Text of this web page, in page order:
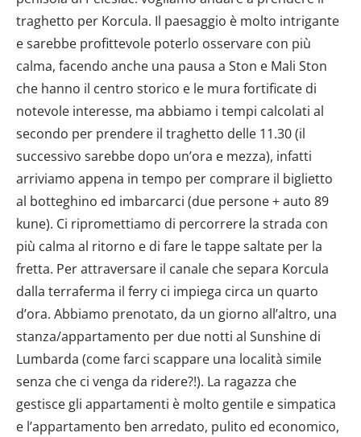
traghetto per Korcula. Il paesaggio è molto intrigante
e sarebbe profittevole poterlo osservare con più
calma, facendo anche una pausa a Ston e Mali Ston
che hanno il centro storico e le mura fortificate di
notevole interesse, ma abbiamo i tempi calcolati al
secondo per prendere il traghetto delle 11.30 (il
successivo sarebbe dopo un’ora e mezza), infatti
arriviamo appena in tempo per comprare il biglietto
al botteghino ed imbarcarci (due persone + auto 89
kune). Ci ripromettiamo di percorrere la strada con
più calma al ritorno e di fare le tappe saltate per la
fretta. Per attraversare il canale che separa Korcula
dalla terraferma il ferry ci impiega circa un quarto
d’ora. Abbiamo prenotato, da un giorno all’altro, una
stanza/appartamento per due notti al Sunshine di
Lumbarda (come farci scappare una località simile
senza che ci venga da ridere?!). La ragazza che
gestisce gli appartamenti è molto gentile e simpatica
e l’appartamento ben arredato, pulito ed economico,